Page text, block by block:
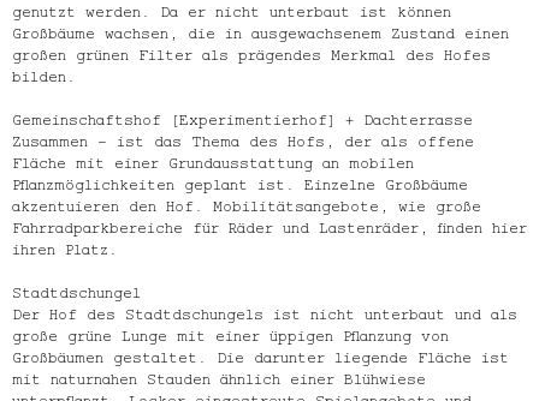
genutzt werden. Da er nicht unterbaut ist können
Großbäume wachsen, die in ausgewachsenem Zustand einen
großen grünen Filter als prägendes Merkmal des Hofes
bilden.
Gemeinschaftshof (Experimentierhof) + Dachterrasse
Zusammen – ist das Thema des Hofs, der als offene
Fläche mit einer Grundausstattung an mobilen
Pflanzmöglichkeiten geplant ist. Einzelne Großbäume
akzentuieren den Hof. Mobilitätsangebote, wie große
Fahrradparkbereiche für Räder und Lastenräder, finden hier
ihren Platz.
Stadtdschungel
Der Hof des Stadtdschungels ist nicht unterbaut und als
große grüne Lunge mit einer üppigen Pflanzung von
Großbäumen gestaltet. Die darunter liegende Fläche ist
mit naturnahen Stauden ähnlich einer Blühwiese